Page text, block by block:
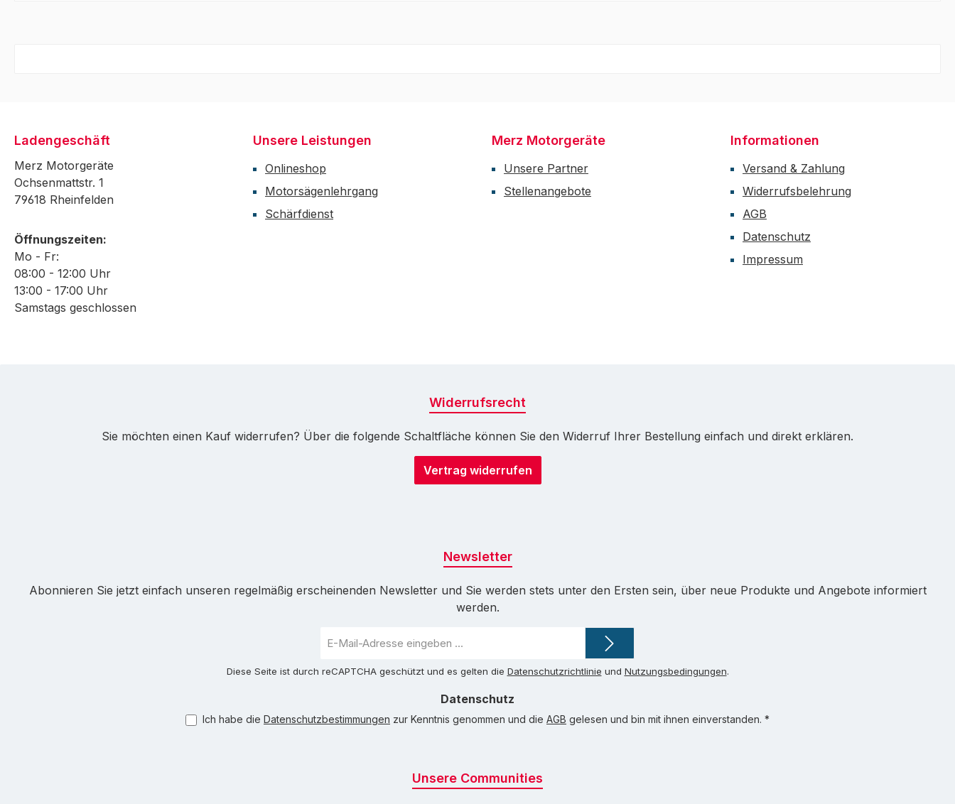
Ladengeschäft
Merz Motorgeräte
Ochsenmattstr. 1
79618 Rheinfelden
Öffnungszeiten:
Mo - Fr:
08:00 - 12:00 Uhr
13:00 - 17:00 Uhr
Samstags geschlossen
Unsere Leistungen
Onlineshop
Motorsägenlehrgang
Schärfdienst
Merz Motorgeräte
Unsere Partner
Stellenangebote
Informationen
Versand & Zahlung
Widerrufsbelehrung
AGB
Datenschutz
Impressum
Widerrufsrecht
Sie möchten einen Kauf widerrufen? Über die folgende Schaltfläche können Sie den Widerruf Ihrer Bestellung einfach und direkt erklären.
Vertrag widerrufen
Newsletter
Abonnieren Sie jetzt einfach unseren regelmäßig erscheinenden Newsletter und Sie werden stets unter den Ersten sein, über neue Produkte und Angebote informiert
werden.
Mail-
Diese Seite ist durch reCAPTCHA geschützt und es gelten die Datenschutzrichtlinie und Nutzungsbedingungen.
Datenschutz
Ich habe die Datenschutzbestimmungen zur Kenntnis genommen und die AGB gelesen und bin mit ihnen einverstanden. *
Unsere Communities